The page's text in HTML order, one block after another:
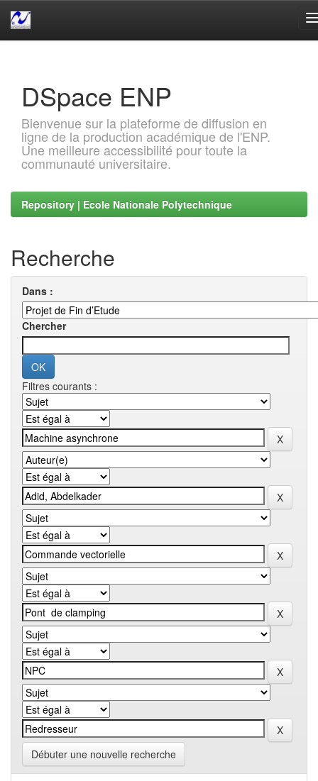
DSpace ENP
Bienvenue sur la plateforme de diffusion en
ligne de la production académique de l'ENP.
Une meilleure accessibilité pour toute la
communauté universitaire.
Repository | Ecole Nationale Polytechnique
Recherche
Dans :
Chercher
Filtres courants :
Débuter une nouvelle recherche